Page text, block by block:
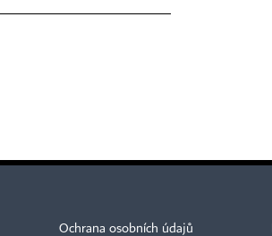
Ochrana osobních údajů